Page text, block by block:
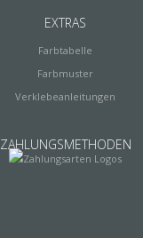
EXTRAS
Farbtabelle
Farbmuster
Verklebeanleitungen
ZAHLUNGSMETHODEN